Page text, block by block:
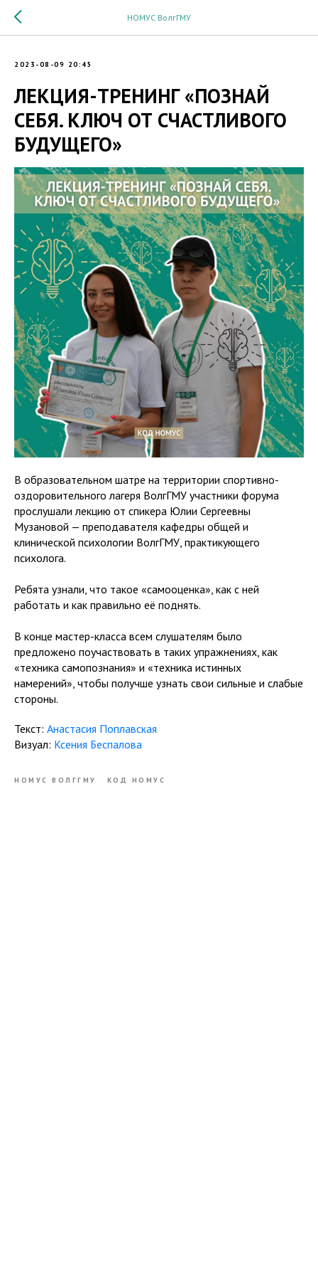
НОМУС ВолгГМУ
2023-08-09 20:45
ЛЕКЦИЯ-ТРЕНИНГ «ПОЗНАЙ
СЕБЯ. КЛЮЧ ОТ СЧАСТЛИВОГО
БУДУЩЕГО»
В образовательном шатре на территории спортивно-
оздоровительного лагеря ВолгГМУ участники форума
прослушали лекцию от спикера Юлии Сергеевны
Музановой — преподавателя кафедры общей и
клинической психологии ВолгГМУ, практикующего
психолога.
Ребята узнали, что такое «самооценка», как с ней
работать и как правильно её поднять.
В конце мастер-класса всем слушателям было
предложено поучаствовать в таких упражнениях, как
«техника самопознания» и «техника истинных
намерений», чтобы получше узнать свои сильные и слабые
стороны.
Текст: Анастасия Поплавская
Визуал: Ксения Беспалова
НОМУС ВОЛГГМУ КОД НОМУС